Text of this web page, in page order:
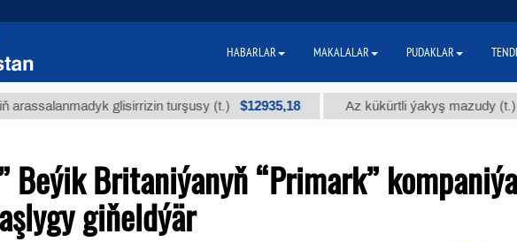
glisirrizin turşusy (t.) $12935,18 Az kükürtli ýakyş mazudy (t.) $300
Beýik Britaniýanyň “Primark”
giňeldýär
HABARLAR MAKALALAR PUDAKLAR